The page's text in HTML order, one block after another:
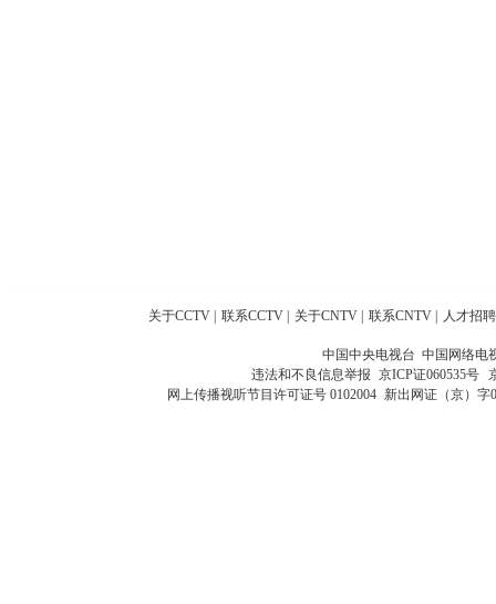
关于CCTV 联系CCTV 关于CNTV 联系CNTV 人才招聘
中国中央电视台 中国网络电
违法和不良信息举报 京ICP证060535号
网上传播视听节目许可证号 0102004 新出网证（京）